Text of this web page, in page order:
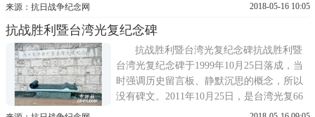
实况。该馆有三个楼层，共计六个陈列室。
第一到第三陈列室，依照建军期程展出国军
自1924年于黄埔军校建军以来，所经历...
来源：抗日战争纪念网 2018-05-16 10:05
抗战胜利暨台湾光复纪念碑
抗战胜利暨台湾光复纪念碑抗战胜利暨
台湾光复纪念碑于1999年10月25日落成，当
时强调历史留言板、静默沉思的概念，所以
没有碑文。2011年10月25日，是台湾光复66
周年纪念日，马英九上午为竖立在台北市中